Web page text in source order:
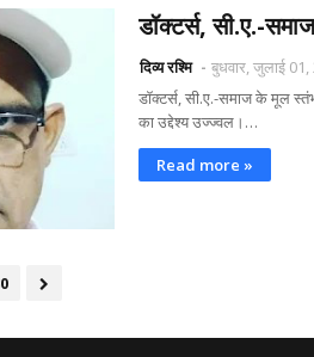
डॉक्टर्स, सी.ए.-
दिव्य रश्मि
बुधवार, जुलाई
डॉक्टर्स, सी.ए.-समाज के मूल
का उद्देश्य उज्ज्वल।…
Read more »